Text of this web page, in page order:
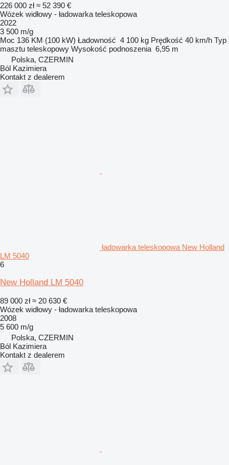
226 000 zł ≈ 52 390 €
Wózek widłowy - ładowarka teleskopowa
2022
3 500 m/g
Moc 136 KM (100 kW) Ładowność 4 100 kg Prędkość 40 km/h Typ
masztu teleskopowy Wysokość podnoszenia 6,95 m
Polska, CZERMIN
Ból Kazimiera
Kontakt z dealerem
ładowarka teleskopowa New Holland
LM 5040
6
New Holland LM 5040
89 000 zł ≈ 20 630 €
Wózek widłowy - ładowarka teleskopowa
2008
5 600 m/g
Polska, CZERMIN
Ból Kazimiera
Kontakt z dealerem